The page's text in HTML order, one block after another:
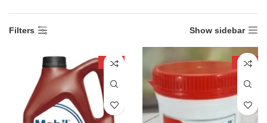
Show sidebar
Filters
-47%
-25%